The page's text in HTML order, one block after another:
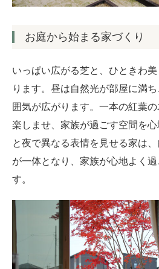
お問い合
お庭から始まる家づくり
いっぱい広がる芝と、ひときわ
ります。昼は自然光が部屋に満
囲気が広がります。一本の紅葉
楽しませ、家族が過ごす空間を
と夜で異なる表情を見せる家は
が一体となり、家族が心地よく
す。